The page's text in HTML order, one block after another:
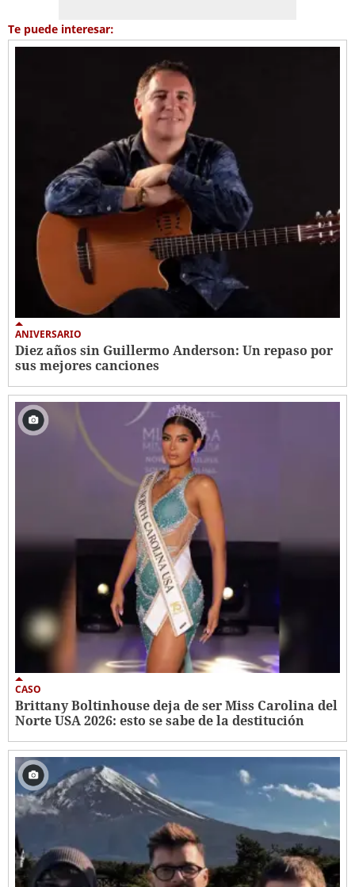
Te puede interesar:
ANIVERSARIO
Diez años sin Guillermo Anderson: Un repaso por
sus mejores canciones
CASO
Brittany Boltinhouse deja de ser Miss Carolina del
Norte USA 2026: esto se sabe de la destitución